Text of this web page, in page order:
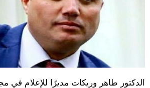
الدكتور طاهر وريكات مديرًا للإعلام في